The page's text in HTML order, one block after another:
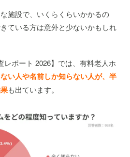
施設で、いくらくらいかかるの
ている方は意外と少ないかもしれ
レポート 2026】では、有料老人ホ
い人や名前しか知らない人が、半
も出ています。